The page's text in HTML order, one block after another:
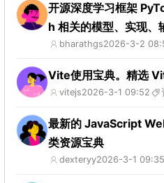
开源深度学习框架
h 相关的模型、实现、
bharathgs2026-3-2
Vite使用宝典。精选
vitejs2026-3-1 09:52
最新的 JavaScript
类资源宝典
dexteryy2026-3-1 09:35